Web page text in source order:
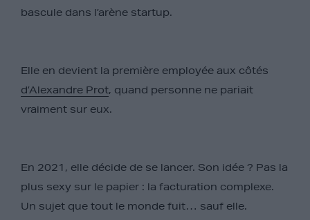
bascule dans l’arène startup.
Elle en devient la première employée aux côtés
d’Alexandre Prot, quand personne ne pariait
vraiment sur eux.
En 2021, elle décide de se lancer. Son idée ? Pas la
plus sexy sur le papier : la facturation complexe.
Un sujet que tout le monde fuit… sauf elle.